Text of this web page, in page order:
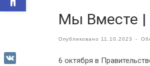
Мы Вместе |
Опубликовано 11.10.2023 -
6 октября в